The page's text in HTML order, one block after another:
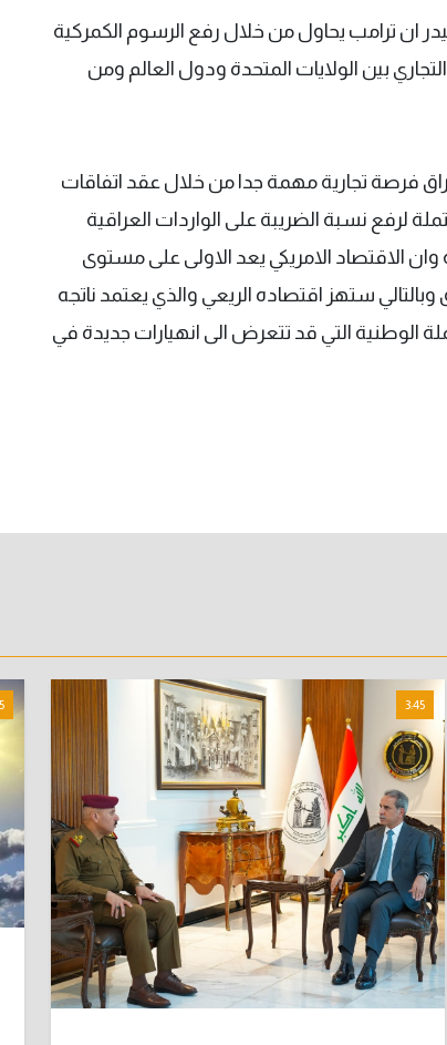
ان ترامب يحاول من خلال رفع الرسوم الكمركية
الفراغ في العجز التجاري بين الولايات المتحدة ودول العالم ومن
فرصة تجارية مهمة جدا من خلال عقد اتفاقات
لرفع نسبة الضريبة على الواردات العراقية
الاقتصاد الامريكي يعد الاولى على مستوى
كثيرا على العراق وبالتالي ستهز اقتصاده الريعي والذي يعتمد ناتجه
الوطنية التي قد تتعرض الى انهيارات جديدة في
3:45